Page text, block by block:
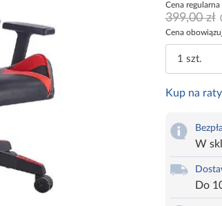
Cena regularna
399,00 zł
Cena
Kup na
W
Do